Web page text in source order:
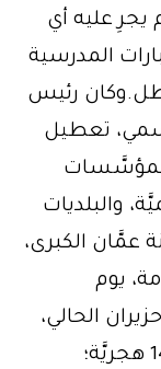
يجرِ عليه أي
المدرسية
رئيس
تعطيل
والبلديات
عمَّان الكبرى،
يوم
الحالي،
الموافق للأول من محرَّم لسنة 1447 هجريَّة؛